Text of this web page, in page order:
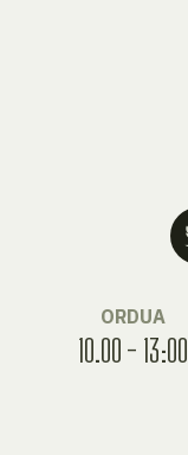
ORDUA
10.00 - 13:00